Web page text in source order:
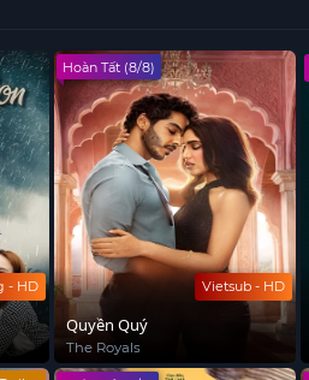
- HD Vietsub - HD
Hoàn Tất (8/8)
Quyền Quý
The Royals